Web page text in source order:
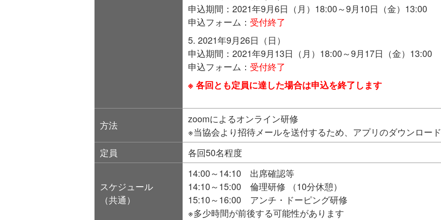
申込期間：2021年9月6日（月）18:00～9月10日（金）13:00
申込フォーム： 受付終了
2021年9月26日（日）
申込期間：2021年9月13日（月）18:00～9月17日（金）13:00
申込フォーム： 受付終了
※ 各回とも定員に達した場合は申込を終了します
方法
zoomによるオンライン研修
※当協会より招待メールを送付するため、アプリのダウンロー
定員
各回50名程度
スケジュール
（共通）
14:00～14:10 出席確認等
14:10～15:00 倫理研修 （10分休憩）
15:10～16:00 アンチ・ドーピング研修
※多少時間が前後する可能性があります